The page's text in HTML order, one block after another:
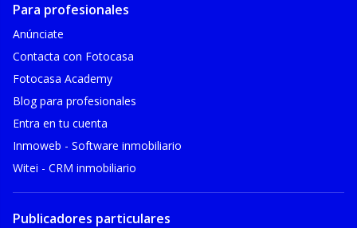
Para profesionales
Anúnciate
Contacta con Fotocasa
Fotocasa Academy
Blog para profesionales
Entra en tu cuenta
Inmoweb - Software inmobiliario
Witei - CRM inmobiliario
Publicadores particulares